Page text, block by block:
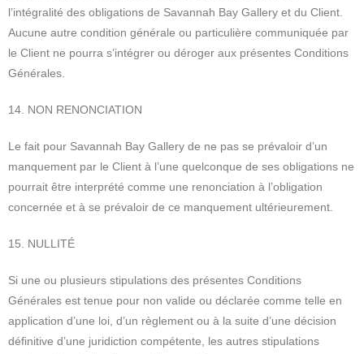
l’intégralité des obligations de Savannah Bay Gallery et du Client.
Aucune autre condition générale ou particulière communiquée par
le Client ne pourra s’intégrer ou déroger aux présentes Conditions
Générales.
14. NON RENONCIATION
Le fait pour Savannah Bay Gallery de ne pas se prévaloir d’un
manquement par le Client à l’une quelconque de ses obligations ne
pourrait être interprété comme une renonciation à l’obligation
concernée et à se prévaloir de ce manquement ultérieurement.
15. NULLITÉ
Si une ou plusieurs stipulations des présentes Conditions
Générales est tenue pour non valide ou déclarée comme telle en
application d’une loi, d’un règlement ou à la suite d’une décision
définitive d’une juridiction compétente, les autres stipulations